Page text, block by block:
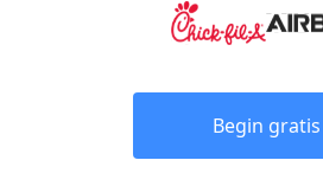
Begin gratis